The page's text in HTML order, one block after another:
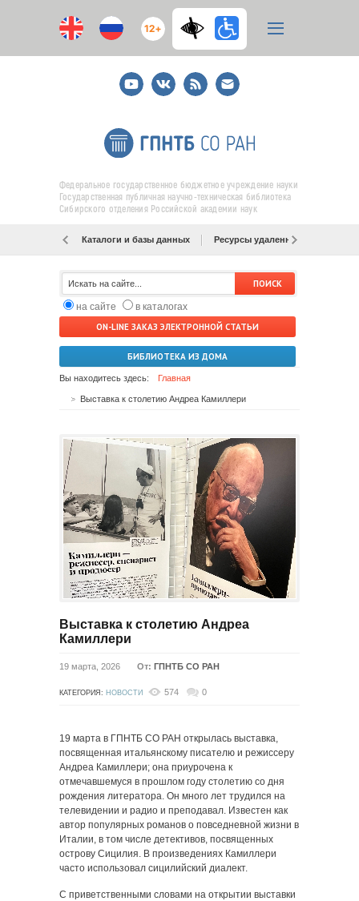
12+
YoutubeВКонтакте
RSS
E-
mail
подписка
Федеральное государственное бюджетное учреждение науки
Государственная публичная научно-техническая библиотека
Сибирского отделения Российской академии наук
Каталоги и базы данных Ресурсы удаленного доступа
на сайте
в каталогах
ON-LINE ЗАКАЗ ЭЛЕКТРОННОЙ СТАТЬИ
БИБЛИОТЕКА ИЗ ДОМА
Вы находитесь здесь: Главная
Выставка к столетию Андреа Камиллери
Выставка к столетию Андреа
Камиллери
19 марта, 2026 От: ГПНТБ СО РАН
КАТЕГОРИЯ: НОВОСТИ 574 0
19 марта в ГПНТБ СО РАН открылась выставка,
посвященная итальянскому писателю и режиссеру
Андреа Камиллери; она приурочена к
отмечавшемуся в прошлом году столетию со дня
рождения литератора. Он много лет трудился на
телевидении и радио и преподавал. Известен как
автор популярных романов о повседневной жизни в
Италии, в том числе детективов, посвященных
острову Сицилия. В произведениях Камиллери
часто использовал сицилийский диалект.
С приветственными словами на открытии выставки